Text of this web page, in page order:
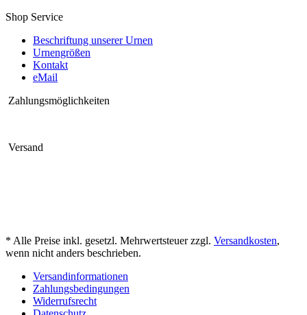
Shop Service
Beschriftung unserer Urnen
Urnengrößen
Kontakt
eMail
Zahlungsmöglichkeiten
Versand
* Alle Preise inkl. gesetzl. Mehrwertsteuer zzgl. Versandkosten,
wenn nicht anders beschrieben.
Versandinformationen
Zahlungsbedingungen
Widerrufsrecht